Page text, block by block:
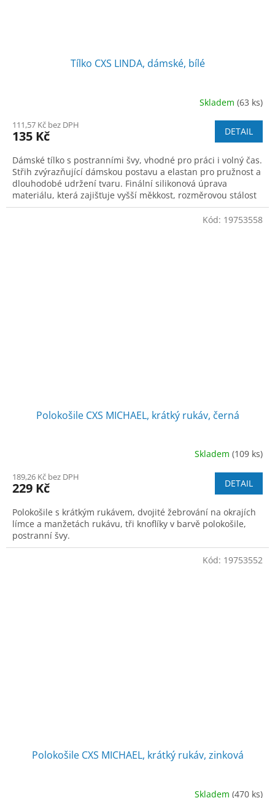
Tílko CXS LINDA, dámské, bílé
Skladem (63 ks)
111,57 Kč bez DPH
135 Kč DETAIL
Dámské tílko s postranními švy, vhodné pro práci i volný čas.
Střih zvýrazňující dámskou postavu a elastan pro pružnost a
dlouhodobé udržení tvaru. Finální silikonová úprava
materiálu, která zajišťuje vyšší měkkost, rozměrovou stálost
a omezuje žmolk
Polokošile CXS MICHAEL, krátký rukáv, černá
Skladem (109 ks)
189,26 Kč bez DPH
229 Kč DETAIL
Polokošile s krátkým rukávem, dvojité žebrování na okrajích
límce a manžetách rukávu, tři knoflíky v barvě polokošile,
postranní švy.
Kód: 19753558
Polokošile CXS MICHAEL, krátký rukáv, zinková
Skladem (470 ks)
Kód: 19753552